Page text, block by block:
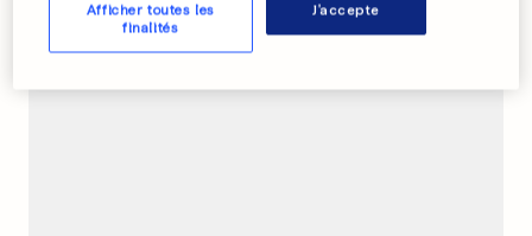
Afficher toutes les
finalités
J'accepte